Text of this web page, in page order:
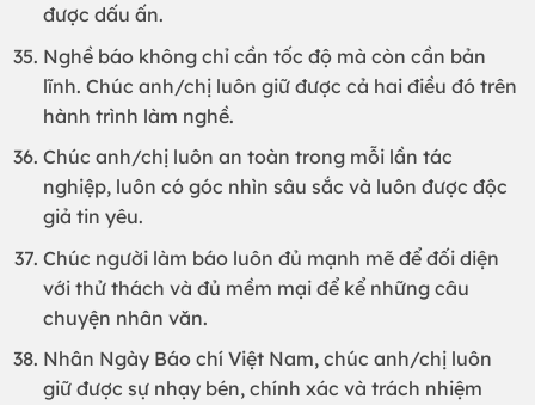
được dấu ấn.
Nghề báo không chỉ cần tốc độ mà còn cần bản
lĩnh. Chúc anh/chị luôn giữ được cả hai điều đó trên
hành trình làm nghề.
Chúc anh/chị luôn an toàn trong mỗi lần tác
nghiệp, luôn có góc nhìn sâu sắc và luôn được độc
giả tin yêu.
Chúc người làm báo luôn đủ mạnh mẽ để đối diện
với thử thách và đủ mềm mại để kể những câu
chuyện nhân văn.
Nhân Ngày Báo chí Việt Nam, chúc anh/chị luôn
giữ được sự nhạy bén, chính xác và trách nhiệm